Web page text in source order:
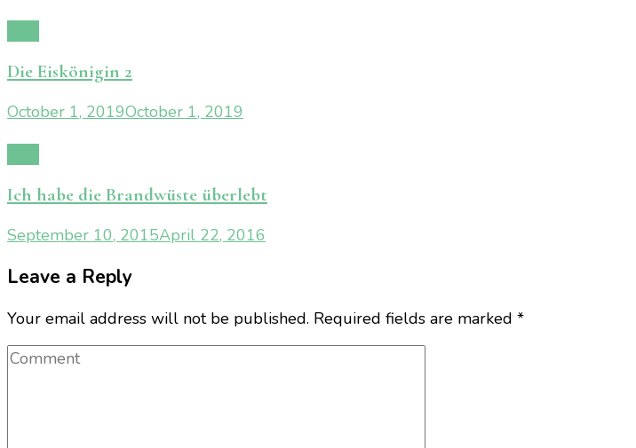
Die Eiskönigin 2
October 1, 2019October 1, 2019
Ich habe die Brandwüste überlebt
September 10, 2015April 22, 2016
Leave a Reply
Your email address will not be published. Required fields are marked *
Comment